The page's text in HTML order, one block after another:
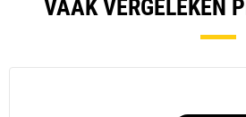
VAAK VERGELEKEN